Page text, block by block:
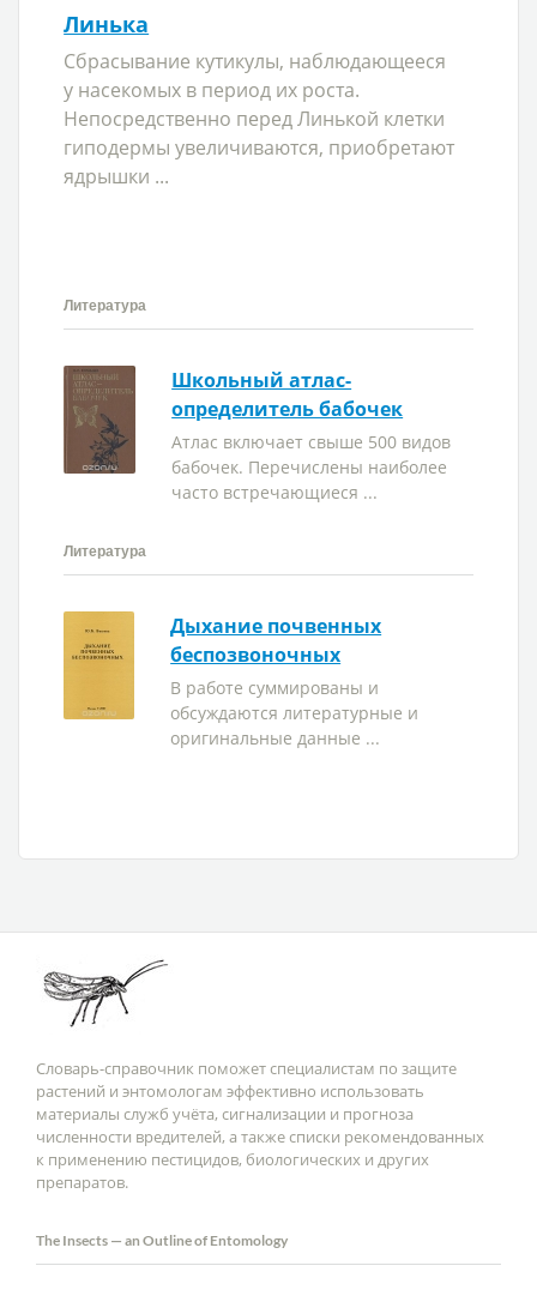
Линька
Сбрасывание кутикулы, наблюдающееся
у насекомых в период их роста.
Непосредственно перед Линькой клетки
гиподермы увеличиваются, приобретают
ядрышки ...
Литература
Школьный атлас-
определитель бабочек
Атлас включает свыше 500 видов
бабочек. Перечислены наиболее
часто встречающиеся ...
Литература
Дыхание почвенных
беспозвоночных
В работе суммированы и
обсуждаются литературные и
оригинальные данные ...
Словарь-справочник поможет специалистам по защите
растений и энтомологам эффективно использовать
материалы служб учёта, сигнализации и прогноза
численности вредителей, а также списки рекомендованных
к применению пестицидов, биологических и других
препаратов.
The Insects — an Outline of Entomology